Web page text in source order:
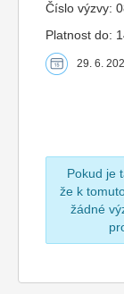
Číslo výzvy:
Platnost do:
29. 6.
Pokud je
že k
žádné